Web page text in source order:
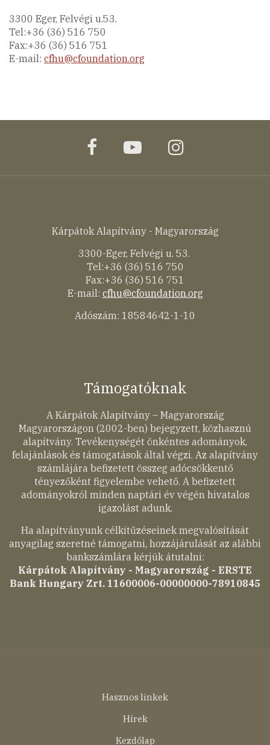
3300 Eger, Felvégi u.53.
Tel:+36 (36) 516 750
Fax:+36 (36) 516 751
E-mail: cfhu@cfoundation.org
facebookyoutubeinstagram
Kárpátok Alapítvány - Magyarország
3300-Eger, Felvégi u. 53.
Tel:+36 (36) 516 750
Fax:+36 (36) 516 751
E-mail: cfhu@cfoundation.org
Adószám: 18584642-1-10
Támogatóknak
A Kárpátok Alapítvány – Magyarország
Magyarországon (2002-ben) bejegyzett, közhasznú
alapítvány. Tevékenységét önkéntes adományok,
felajánlások és támogatások által végzi. Az alapítvány
számlájára befizetett összeg adócsökkentő
tényezőként figyelembe vehető. A befizetett
adományokról minden naptári év végén hivatalos
igazolást adunk.
Ha alapítványunk célkitűzéseinek megvalósítását
anyagilag szeretné támogatni, hozzájárulását az alábbi
bankszámlára kérjük átutalni:
Kárpátok Alapítvány - Magyarország - ERSTE
Bank Hungary Zrt. 11600006-00000000-78910845
Hasznos linkek
Hírek
Kezdőlap